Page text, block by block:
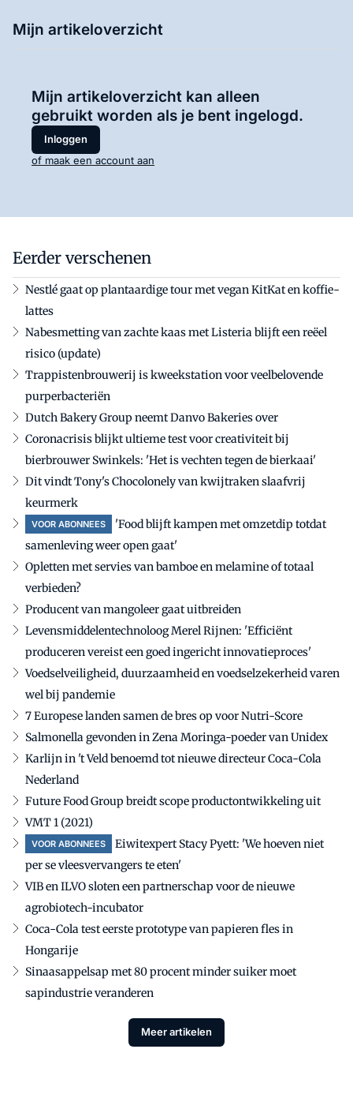
Mijn artikeloverzicht
Mijn artikeloverzicht kan alleen
gebruikt worden als je bent ingelogd.
Inloggen
of maak een account aan
Eerder verschenen
Nestlé gaat op plantaardige tour met vegan KitKat en koffie-
lattes
Nabesmetting van zachte kaas met Listeria blijft een reëel
risico (update)
Trappistenbrouwerij is kweekstation voor veelbelovende
purperbacteriën
Dutch Bakery Group neemt Danvo Bakeries over
Coronacrisis blijkt ultieme test voor creativiteit bij
bierbrouwer Swinkels: 'Het is vechten tegen de bierkaai'
Dit vindt Tony's Chocolonely van kwijtraken slaafvrij
keurmerk
VOOR ABONNEES
'Food blijft kampen met omzetdip totdat
samenleving weer open gaat'
Opletten met servies van bamboe en melamine of totaal
verbieden?
Producent van mangoleer gaat uitbreiden
Levensmiddelentechnoloog Merel Rijnen: 'Efficiënt
produceren vereist een goed ingericht innovatieproces'
Voedselveiligheid, duurzaamheid en voedselzekerheid varen
wel bij pandemie
7 Europese landen samen de bres op voor Nutri-Score
Salmonella gevonden in Zena Moringa-poeder van Unidex
Karlijn in 't Veld benoemd tot nieuwe directeur Coca-Cola
Nederland
Future Food Group breidt scope productontwikkeling uit
VMT 1 (2021)
VOOR ABONNEES
Eiwitexpert Stacy Pyett: 'We hoeven niet
per se vleesvervangers te eten'
VIB en ILVO sloten een partnerschap voor de nieuwe
agrobiotech-incubator
Coca-Cola test eerste prototype van papieren fles in
Hongarije
Sinaasappelsap met 80 procent minder suiker moet
sapindustrie veranderen
Meer artikelen